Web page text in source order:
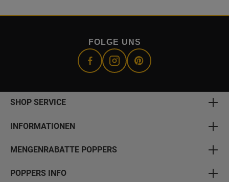
FOLGE UNS
SHOP SERVICE
INFORMATIONEN
MENGENRABATTE POPPERS
POPPERS INFO